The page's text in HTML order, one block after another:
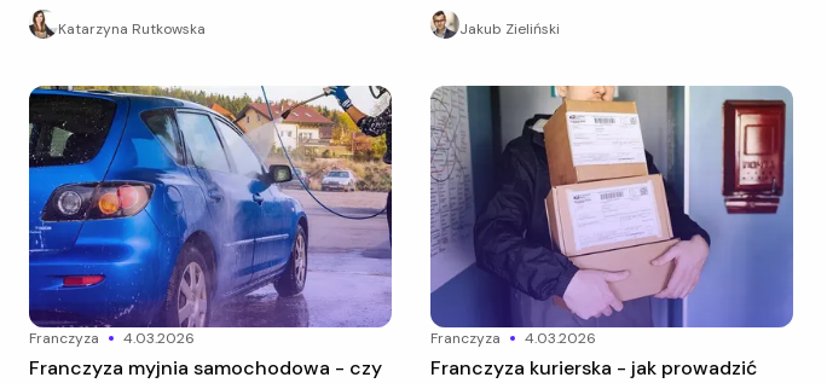
Katarzyna Rutkowska Jakub Zieliński
franczyza 4.03.2026
Franczyza myjnia samochodowa - czy
franczyza 4.03.2026
Franczyza kurierska - jak prowadzić